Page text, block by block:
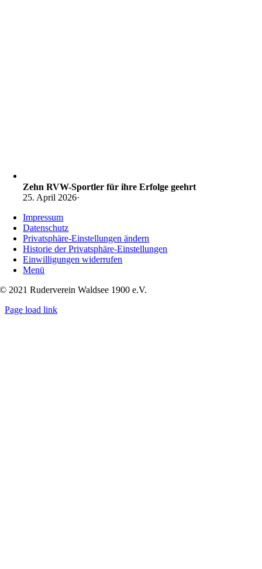
Zehn RVW-Sportler für ihre Erfolge geehrt
25. April 2026·
Impressum
Datenschutz
Privatsphäre-Einstellungen ändern
Historie der Privatsphäre-Einstellungen
Einwilligungen widerrufen
Menü
© 2021 Ruderverein Waldsee 1900 e.V.
Page load link